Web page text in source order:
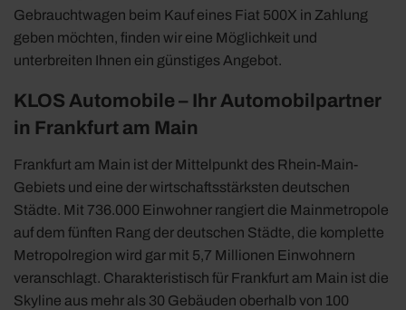
Gebrauchtwagen beim Kauf eines Fiat 500X in Zahlung
geben möchten, finden wir eine Möglichkeit und
unterbreiten Ihnen ein günstiges Angebot.
KLOS Automobile – Ihr Automobilpartner
in Frankfurt am Main
Frankfurt am Main ist der Mittelpunkt des Rhein-Main-
Gebiets und eine der wirtschaftsstärksten deutschen
Städte. Mit 736.000 Einwohner rangiert die Mainmetropole
auf dem fünften Rang der deutschen Städte, die komplette
Metropolregion wird gar mit 5,7 Millionen Einwohnern
veranschlagt. Charakteristisch für Frankfurt am Main ist die
Skyline aus mehr als 30 Gebäuden oberhalb von 100